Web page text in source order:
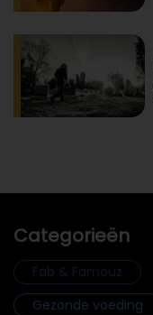
Categorieën
Fab & Famouz
Gezonde voeding